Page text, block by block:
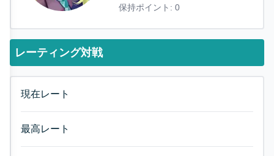
保持ポイント: 0
レーティング対戦
現在レート
最高レート